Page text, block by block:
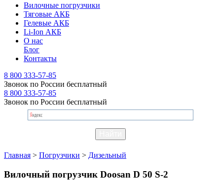
Вилочные погрузчики
Тяговые АКБ
Гелевые АКБ
Li-Ion АКБ
О нас
Блог
Контакты
8 800 333-57-85
Звонок по России бесплатный
8 800 333-57-85
Звонок по России бесплатный
Главная > Погрузчики > Дизельный
Вилочный погрузчик Doosan D 50 S-2